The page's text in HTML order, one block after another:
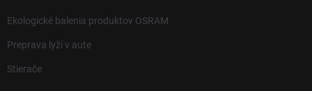
Ekologické balenia produktov OSRAM
Preprava lyží v aute
Stierače